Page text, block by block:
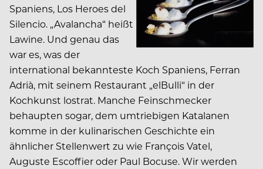
Spaniens, Los Heroes del
Silencio. „Avalancha“ heißt
Lawine. Und genau das
war es, was der
international bekannteste Koch Spaniens, Ferran
Adrià, mit seinem Restaurant „elBulli“ in der
Kochkunst lostrat. Manche Feinschmecker
behaupten sogar, dem umtriebigen Katalanen
komme in der kulinarischen Geschichte ein
ähnlicher Stellenwert zu wie François Vatel,
Auguste Escoffier oder Paul Bocuse. Wir werden